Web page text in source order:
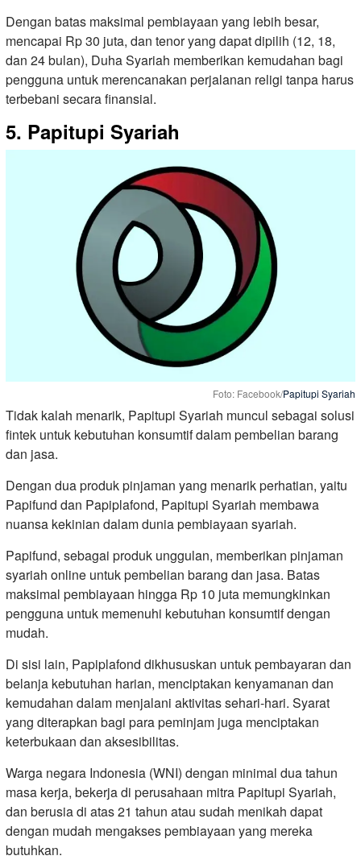
Dengan batas maksimal pembiayaan yang lebih besar,
mencapai Rp 30 juta, dan tenor yang dapat dipilih (12, 18,
dan 24 bulan), Duha Syariah memberikan kemudahan bagi
pengguna untuk merencanakan perjalanan religi tanpa harus
terbebani secara finansial.
5. Papitupi Syariah
Foto: Facebook/Papitupi Syariah
Tidak kalah menarik, Papitupi Syariah muncul sebagai solusi
fintek untuk kebutuhan konsumtif dalam pembelian barang
dan jasa.
Dengan dua produk pinjaman yang menarik perhatian, yaitu
Papifund dan Papiplafond, Papitupi Syariah membawa
nuansa kekinian dalam dunia pembiayaan syariah.
Papifund, sebagai produk unggulan, memberikan pinjaman
syariah online untuk pembelian barang dan jasa. Batas
maksimal pembiayaan hingga Rp 10 juta memungkinkan
pengguna untuk memenuhi kebutuhan konsumtif dengan
mudah.
Di sisi lain, Papiplafond dikhususkan untuk pembayaran dan
belanja kebutuhan harian, menciptakan kenyamanan dan
kemudahan dalam menjalani aktivitas sehari-hari. Syarat
yang diterapkan bagi para peminjam juga menciptakan
keterbukaan dan aksesibilitas.
Warga negara Indonesia (WNI) dengan minimal dua tahun
masa kerja, bekerja di perusahaan mitra Papitupi Syariah,
dan berusia di atas 21 tahun atau sudah menikah dapat
dengan mudah mengakses pembiayaan yang mereka
butuhkan.